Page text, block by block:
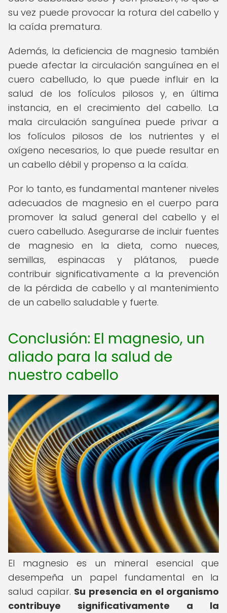
su vez puede provocar la rotura del cabello y
la caída prematura.
Además, la deficiencia de magnesio también
puede afectar la circulación sanguínea en el
cuero cabelludo, lo que puede influir en la
salud de los folículos pilosos y, en última
instancia, en el crecimiento del cabello. La
mala circulación sanguínea puede privar a
los folículos pilosos de los nutrientes y el
oxígeno necesarios, lo que puede resultar en
un cabello débil y propenso a la caída.
Por lo tanto, es fundamental mantener niveles
adecuados de magnesio en el cuerpo para
promover la salud general del cabello y el
cuero cabelludo. Asegurarse de incluir fuentes
de magnesio en la dieta, como nueces,
semillas, espinacas y plátanos, puede
contribuir significativamente a la prevención
de la pérdida de cabello y al mantenimiento
de un cabello saludable y fuerte.
Conclusión: El magnesio, un
aliado para la salud de
nuestro cabello
El magnesio es un mineral esencial que
desempeña un papel fundamental en la
salud capilar. Su presencia en el organismo
contribuye significativamente a la